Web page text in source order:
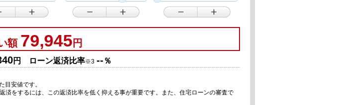
額 79,945 円
円 ローン返済比率※3 -- ％
安値です。
をするには、この返済比率を低く抑える事が重要です。また、住宅ローンの審査で